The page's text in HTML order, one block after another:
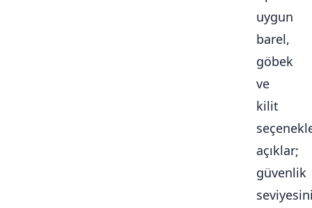
uygun
barel,
göbek
ve
kilit
açıklar;
güvenlik